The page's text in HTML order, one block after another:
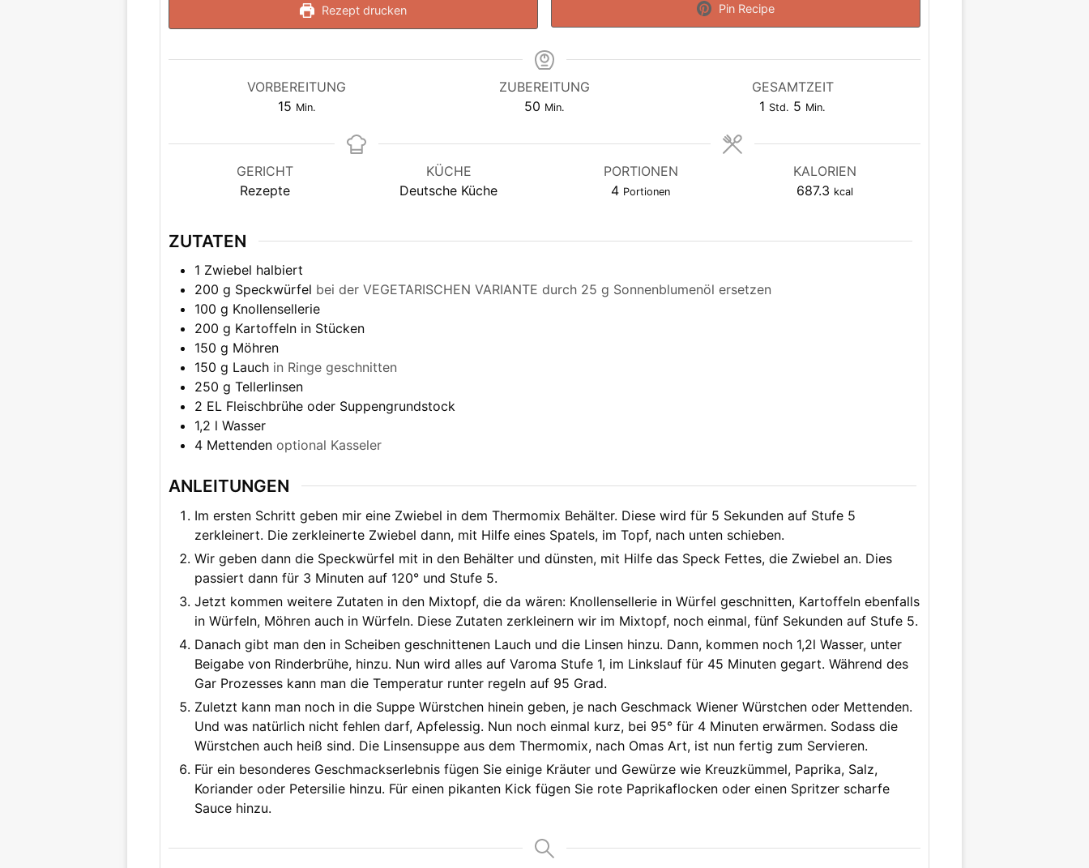
Rezept drucken Pin Recipe
VORBEREITUNG
15Minuten
Min.
ZUBEREITUNG
50 Minuten
Min.
GESAMTZEIT
1 Stunde
Std. 5 Minuten
Min.
GERICHT
Rezepte
KÜCHE
Deutsche Küche
PORTIONEN
4 Portionen
KALORIEN
687.3 kcal
ZUTATEN
1 Zwiebel halbiert
200 g Speckwürfel bei der VEGETARISCHEN VARIANTE durch 25 g Sonnenblumenöl ersetzen
100 g Knollensellerie
200 g Kartoffeln in Stücken
150 g Möhren
150 g Lauch in Ringe geschnitten
250 g Tellerlinsen
2 EL Fleischbrühe oder Suppengrundstock
1,2 l Wasser
4 Mettenden optional Kasseler
ANLEITUNGEN
Im ersten Schritt geben mir eine Zwiebel in dem Thermomix Behälter. Diese wird für 5 Sekunden auf Stufe 5
zerkleinert. Die zerkleinerte Zwiebel dann, mit Hilfe eines Spatels, im Topf, nach unten schieben.
Wir geben dann die Speckwürfel mit in den Behälter und dünsten, mit Hilfe das Speck Fettes, die Zwiebel an. Dies
passiert dann für 3 Minuten auf 120° und Stufe 5.
Jetzt kommen weitere Zutaten in den Mixtopf, die da wären: Knollensellerie in Würfel geschnitten, Kartoffeln ebenfalls
in Würfeln, Möhren auch in Würfeln. Diese Zutaten zerkleinern wir im Mixtopf, noch einmal, fünf Sekunden auf Stufe 5.
Danach gibt man den in Scheiben geschnittenen Lauch und die Linsen hinzu. Dann, kommen noch 1,2l Wasser, unter
Beigabe von Rinderbrühe, hinzu. Nun wird alles auf Varoma Stufe 1, im Linkslauf für 45 Minuten gegart. Während des
Gar Prozesses kann man die Temperatur runter regeln auf 95 Grad.
Zuletzt kann man noch in die Suppe Würstchen hinein geben, je nach Geschmack Wiener Würstchen oder Mettenden.
Und was natürlich nicht fehlen darf, Apfelessig. Nun noch einmal kurz, bei 95° für 4 Minuten erwärmen. Sodass die
Würstchen auch heiß sind. Die Linsensuppe aus dem Thermomix, nach Omas Art, ist nun fertig zum Servieren.
Für ein besonderes Geschmackserlebnis fügen Sie einige Kräuter und Gewürze wie Kreuzkümmel, Paprika, Salz,
Koriander oder Petersilie hinzu. Für einen pikanten Kick fügen Sie rote Paprikaflocken oder einen Spritzer scharfe
Sauce hinzu.